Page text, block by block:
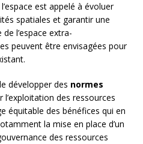
est appelé à évoluer
spatiales et garantir une
l’espace extra-
peuvent être envisagées pour
développer des normes
l’exploitation des ressources
équitable des bénéfices qui en
la mise en place d’un
des ressources